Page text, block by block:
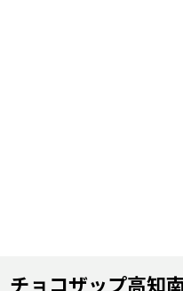
チョコザップ高知